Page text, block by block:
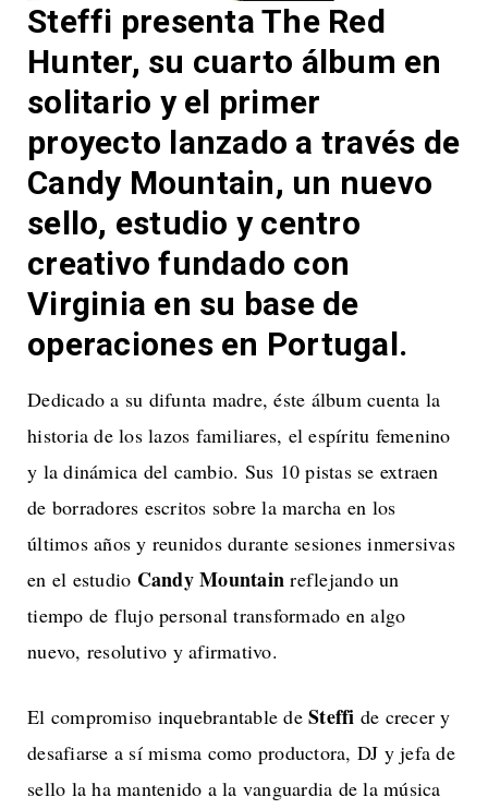
Steffi presenta The Red
Hunter, su cuarto álbum en
solitario y el primer
proyecto lanzado a través de
Candy Mountain, un nuevo
sello, estudio y centro
creativo fundado con
Virginia en su base de
operaciones en Portugal.
Dedicado a su difunta madre, éste álbum cuenta la
historia de los lazos familiares, el espíritu femenino
y la dinámica del cambio. Sus 10 pistas se extraen
de borradores escritos sobre la marcha en los
últimos años y reunidos durante sesiones inmersivas
en el estudio Candy Mountain reflejando un
tiempo de flujo personal transformado en algo
nuevo, resolutivo y afirmativo.
El compromiso inquebrantable de Steffi de crecer y
desafiarse a sí misma como productora, DJ y jefa de
sello la ha mantenido a la vanguardia de la música